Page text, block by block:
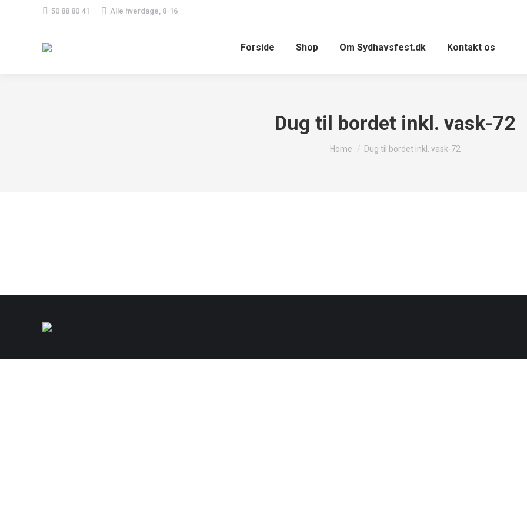
50 88 80 41 Alle hverdage, 8-16
Forside Shop Om Sydhavsfest.dk Kontakt os
Dug til bordet inkl. vask-72
You are here:
Home Dug til bordet inkl. vask-72